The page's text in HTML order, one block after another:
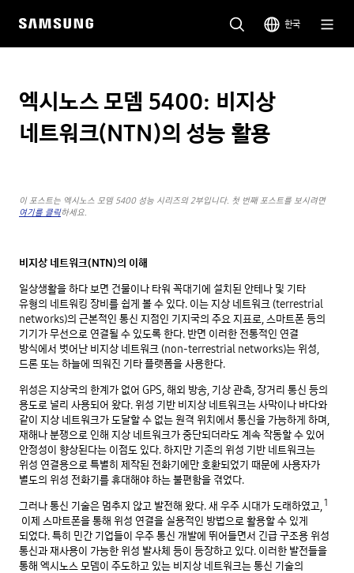
한국
엑시노스 모뎀 5400: 비지상
네트워크(NTN)의 성능 활용
이 포스트는 엑시노스 모뎀 5400 성능 시리즈의 2부입니다. 첫 번째 포스트를 보시려면
여기를 클릭하세요.
비지상 네트워크(NTN)의 이해
일상생활을 하다 보면 건물이나 타워 꼭대기에 설치된 안테나 및 기타
유형의 네트워킹 장비를 쉽게 볼 수 있다. 이는 지상 네트워크 (terrestrial
networks)의 근본적인 통신 지점인 기지국의 주요 지표로, 스마트폰 등의
기기가 무선으로 연결될 수 있도록 한다. 반면 이러한 전통적인 연결
방식에서 벗어난 비지상 네트워크 (non-terrestrial networks)는 위성,
드론 또는 하늘에 띄워진 기타 플랫폼을 사용한다.
위성은 지상국의 한계가 없어 GPS, 해외 방송, 기상 관측, 장거리 통신 등의
용도로 널리 사용되어 왔다. 위성 기반 비지상 네트워크는 사막이나 바다와
같이 지상 네트워크가 도달할 수 없는 원격 위치에서 통신을 가능하게 하며,
재해나 분쟁으로 인해 지상 네트워크가 중단되더라도 계속 작동할 수 있어
안정성이 향상된다는 이점도 있다. 하지만 기존의 위성 기반 네트워크는
위성 연결용으로 특별히 제작된 전화기에만 호환되었기 때문에 사용자가
별도의 위성 전화기를 휴대해야 하는 불편함을 겪었다.
그러나 통신 기술은 멈추지 않고 발전해 왔다. 새 우주 시대가 도래하였고,1
이제 스마트폰을 통해 위성 연결을 실용적인 방법으로 활용할 수 있게
되었다. 특히 민간 기업들이 우주 통신 개발에 뛰어들면서 긴급 구조용 위성
통신과 재사용이 가능한 위성 발사체 등이 등장하고 있다. 이러한 발전들을
통해 엑시노스 모뎀이 주도하고 있는 비지상 네트워크는 통신 기술의